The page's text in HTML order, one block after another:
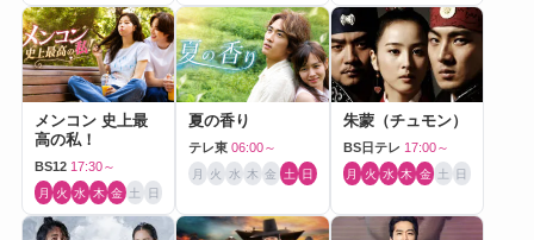
メンコン 史上最
高の私！
BS12 17:30～
月 火 水 木 金 土 日
夏の香り
テレ東 06:00～
月 火 水 木 金 土 日
朱蒙（チュモン）
BS日テレ 17:00～
月 火 水 木 金 土 日